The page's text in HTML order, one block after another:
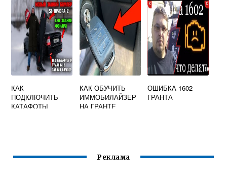
ЛАДА ИКС РЕЙ
ГРАНТЕ
КАК
ПОДКЛЮЧИТЬ
КАТАФОТЫ
КАК ОБУЧИТЬ
ИММОБИЛАЙЗЕР
НА ГРАНТЕ
ОШИБКА 1602
ГРАНТА
Реклама